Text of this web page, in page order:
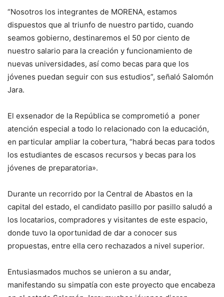
“Nosotros los integrantes de MORENA, estamos
dispuestos que al triunfo de nuestro partido, cuando
seamos gobierno, destinaremos el 50 por ciento de
nuestro salario para la creación y funcionamiento de
nuevas universidades, así como becas para que los
jóvenes puedan seguir con sus estudios”, señaló Salomón
Jara.
El exsenador de la República se comprometió a poner
atención especial a todo lo relacionado con la educación,
en particular ampliar la cobertura, “habrá becas para todos
los estudiantes de escasos recursos y becas para los
jóvenes de preparatoria».
Durante un recorrido por la Central de Abastos en la
capital del estado, el candidato pasillo por pasillo saludó a
los locatarios, compradores y visitantes de este espacio,
donde tuvo la oportunidad de dar a conocer sus
propuestas, entre ella cero rechazados a nivel superior.
Entusiasmados muchos se unieron a su andar,
manifestando su simpatía con este proyecto que encabeza